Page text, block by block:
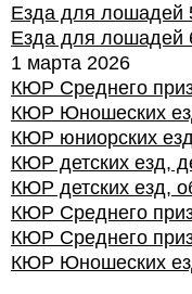
Езда для лошадей
Езда для лошадей
1 марта 2026
КЮР Среднего
КЮР Юношеских
КЮР юниорских
КЮР детских езд,
КЮР детских езд,
КЮР Среднего
КЮР Среднего
КЮР Юношеских